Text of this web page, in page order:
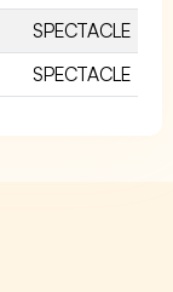
SPECTACLE
SPECTACLE